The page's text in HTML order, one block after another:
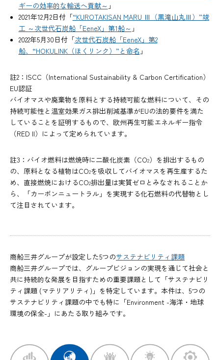
ギーの効率的な輸送へ貢献～ 」
2021年12月2日付「“KUROTAKISAN MARU Ⅲ（黒滝山丸Ⅲ）”竣
工 ～次世代石炭船「EeneX」第1船～ 」
2022年5月30日付「次世代石炭船「EeneX」第2
船、“HOKULINK（ほくリンク）”と命名 」
註2：ISCC（International Sustainability & Carbon Certification）
EU認証
バイオマスや廃棄物を原料とする持続可能な燃料について、その
持続可能性と温室効果ガス排出削減基準がEUの法的要件を満た
していることを証明するもので、欧州再生可能エネルギー指令
（RED II）によって定められています。
註3：バイオ燃料は燃焼時に二酸化炭素（CO2）を排出するもの
の、原料となる植物はCO2を吸収してバイオマスを再生産するた
め、直接燃焼におけるCO2排出量は実質ゼロとみなされることか
ら、「カーボンニュートラル」を実現する化石燃料の代替物とし
て注目されています。
商船三井グループが設定した5つのサステナビリティ課題
商船三井グループでは、グループビジョンの実現を通じて社会と
共に持続的な発展を目指すための重要課題として「サステナビリ
ティ課題 (マテリアリティ)」を特定しています。本件は、5つの
サステナビリティ課題の中でも特に「Environment -海洋・地球
環境の保全-」にあたる取り組みです。